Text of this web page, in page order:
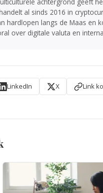
achtergrond geeft
al sinds 2016 in
hardlopen langs de Maas en
over digitale valuta en
LinkedIn X Link